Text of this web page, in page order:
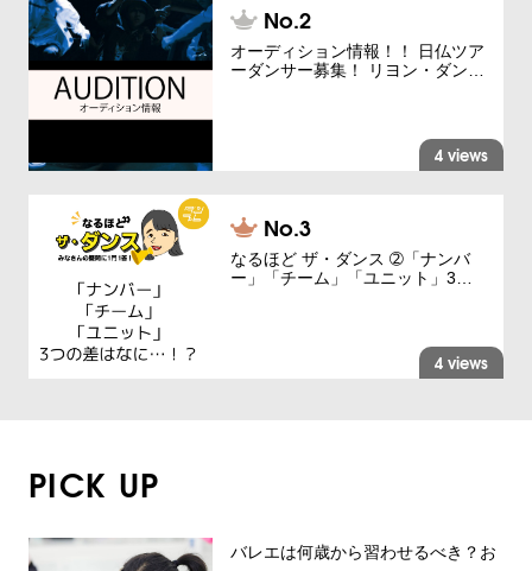
オーディション情報！！ 日仏ツア
ーダンサー募集！ リヨン・ダン…
4 views
なるほど ザ・ダンス ➁「ナンバ
ー」「チーム」「ユニット」3…
4 views
PICK UP
バレエは何歳から習わせるべき？お